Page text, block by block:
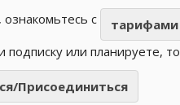
с тарифами
или планируете, то
Присоединиться